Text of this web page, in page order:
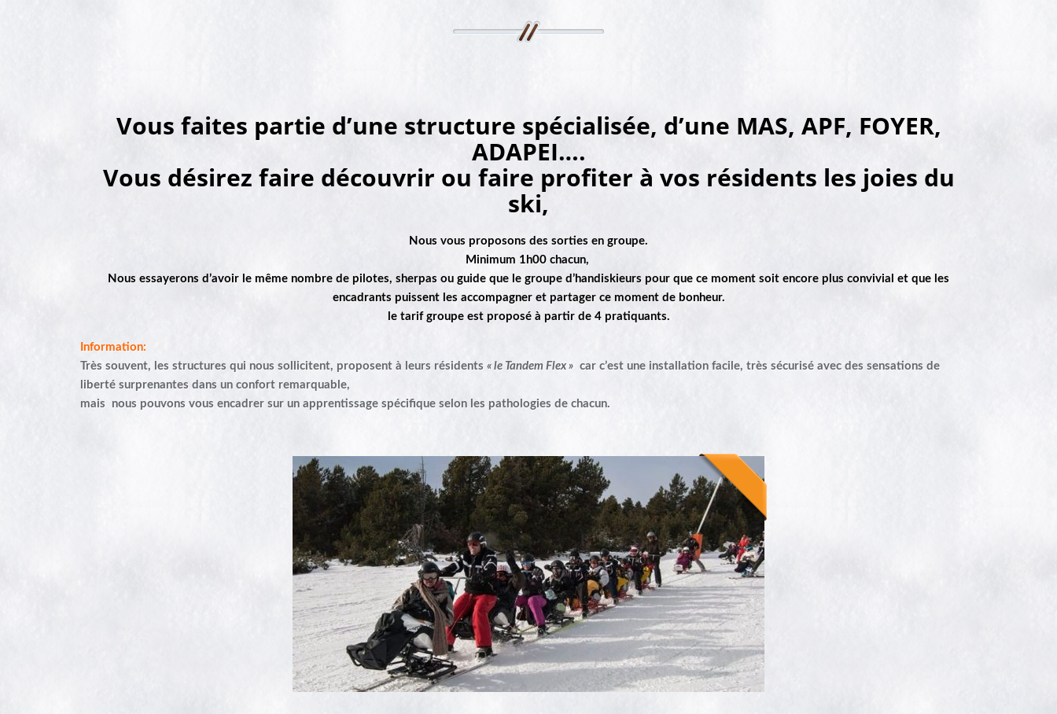
Vous faites partie d’une structure spécialisée, d’une MAS, APF, FOYER,
ADAPEI….
Vous désirez faire découvrir ou faire profiter à vos résidents les joies du
ski,
Nous vous proposons des sorties en groupe.
Minimum 1h00 chacun,
Nous essayerons d’avoir le même nombre de pilotes, sherpas ou guide que le groupe d’handiskieurs pour que ce moment soit encore plus convivial et que les
encadrants puissent les accompagner etpartager ce moment de bonheur.
le tarif groupe est proposé à partir de 4 pratiquants.
Information:
Très souvent, les structures qui nous sollicitent, proposent à leurs résidents « le Tandem Flex » car c’est une installation facile, très sécurisé avec des sensations de
liberté surprenantes dans un confort remarquable,
mais nous pouvons vous encadrer sur un apprentissage spécifique selon les pathologies de chacun.